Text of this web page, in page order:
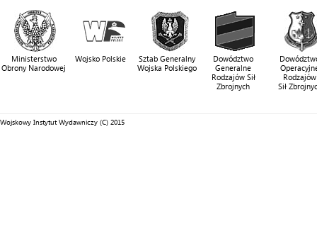
Ministerstwo
Obrony Narodowej
Wojsko Polskie
Sztab Generalny
Wojska Polskiego
Dowództwo
Generalne
Rodzajów Sił
Zbrojnych
Rodzajów
Sił
Wojskowy Instytut Wydawniczy (C) 2015